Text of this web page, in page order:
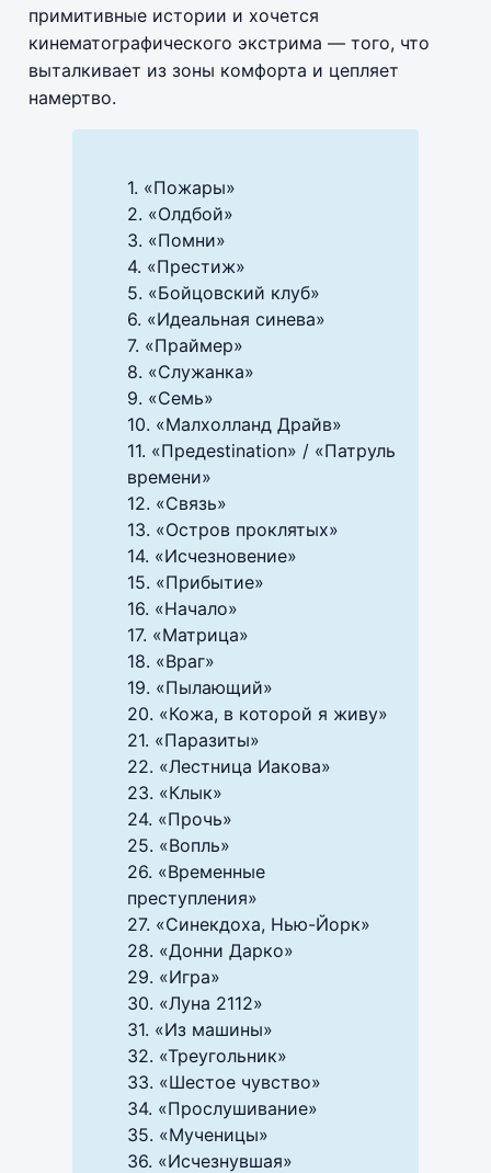
примитивные истории и хочется
кинематографического экстрима — того, что
выталкивает из зоны комфорта и цепляет
намертво.
1. «Пожары»
2. «Олдбой»
3. «Помни»
4. «Престиж»
5. «Бойцовский клуб»
6. «Идеальная синева»
7. «Праймер»
8. «Служанка»
9. «Семь»
10. «Малхолланд Драйв»
11. «Предestination» / «Патруль
времени»
12. «Связь»
13. «Остров проклятых»
14. «Исчезновение»
15. «Прибытие»
16. «Начало»
17. «Матрица»
18. «Враг»
19. «Пылающий»
20. «Кожа, в которой я живу»
21. «Паразиты»
22. «Лестница Иакова»
23. «Клык»
24. «Прочь»
25. «Вопль»
26. «Временные
преступления»
27. «Синекдоха, Нью-Йорк»
28. «Донни Дарко»
29. «Игра»
30. «Луна 2112»
31. «Из машины»
32. «Треугольник»
33. «Шестое чувство»
34. «Прослушивание»
35. «Мученицы»
36. «Исчезнувшая»